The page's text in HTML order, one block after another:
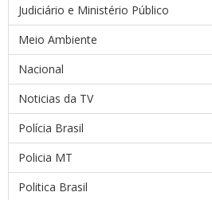
Judiciário e Ministério Público
Meio Ambiente
Nacional
Noticias da TV
Polícia Brasil
Policia MT
Politica Brasil